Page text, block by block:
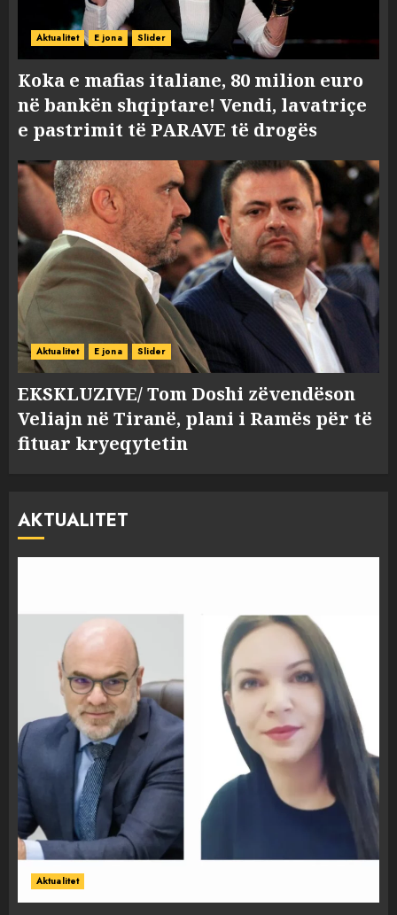
Aktualitet E jona Slider
Koka e mafias italiane, 80 milion euro
në bankën shqiptare! Vendi, lavatriçe
e pastrimit të PARAVE të drogës
Aktualitet E jona Slider
EKSKLUZIVE/ Tom Doshi zëvendëson
Veliajn në Tiranë, plani i Ramës për të
fituar kryeqytetin
AKTUALITET
Aktualitet